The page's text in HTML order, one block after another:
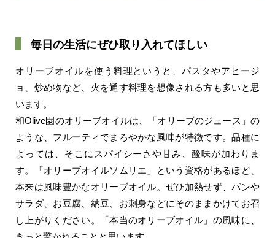
毎日の生活にぜひ取り入れてほしい
オリーブオイルを使う料理というと、パスタやアヒージ
ョ、炒め物など、火を通す料理を想像される方も多いと思
います。
和Olive園のオリーブオイルは、「オリーブのジュース」の
ような、フルーティでまろやかな風味が特徴です。品種に
よっては、そこにスパイシーさや甘み、酸味が加わりま
す。「オリーブオイルソムリエ」という資格があるほど、
本来は風味豊かなオリーブオイル。ぜひ加熱せず、パンや
サラダ、お豆腐、納豆、お刺身などにそのままかけてお召
し上がりください。「本当のオリーブオイル」の風味に、